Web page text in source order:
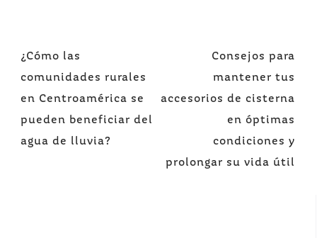
Navegación
de
entradas
¿Cómo las
comunidades rurales
en Centroamérica se
pueden beneficiar del
agua de lluvia?
Consejos para
mantener tus
accesorios de cisterna
en óptimas
condiciones y
prolongar su vida útil